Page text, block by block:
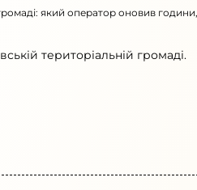
який оператор оновив години,
територіальній громаді.